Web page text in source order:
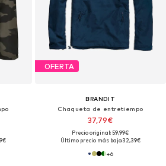
OFERTA
BRANDIT
Chaqueta de entretiempo
37,79€
Precio original: 59,99€
Último precio más bajo:32,39€
+6